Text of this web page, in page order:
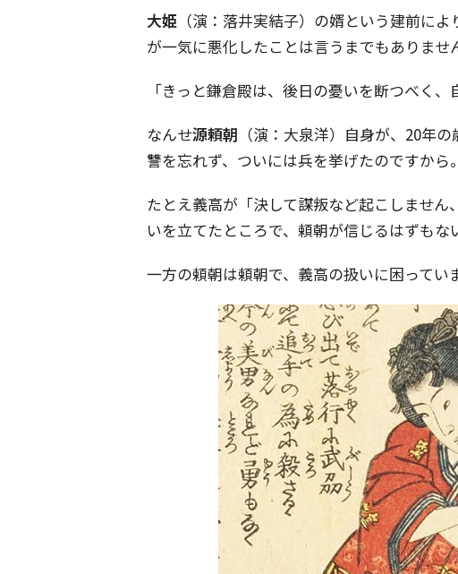
大姫 （演：落井実結子）の婿という建前に
が一気に悪化したことは言うまでもありませ
「きっと鎌倉殿は、後日の憂いを断つべく、
なんせ源頼朝 （演：大泉洋）自身が、20年
讐を忘れず、ついには兵を挙げたのですから。
たとえ義高が「決して謀叛など起こしませ
いを立てたところで、頼朝が信じるはずもな
一方の頼朝は頼朝で、義高の扱いに困ってい